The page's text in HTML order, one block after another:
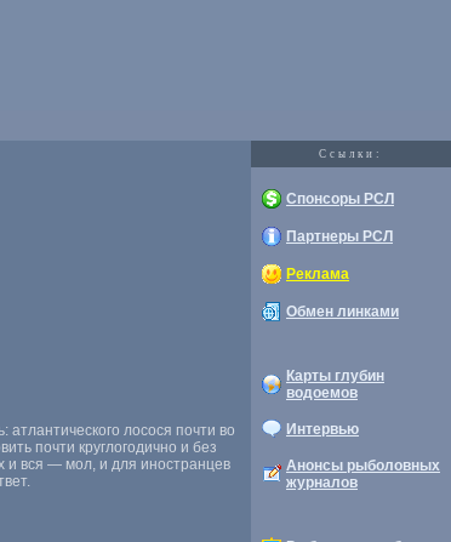
Cсылки:
лосося почти во
почти круглогодично и без
и вся — мол, и для иностранцев
Спонсоры РСЛ
Партнеры РСЛ
Реклама
Обмен линками
Карты глубин
водоемов
Интервью
Анонсы рыболовных
журналов